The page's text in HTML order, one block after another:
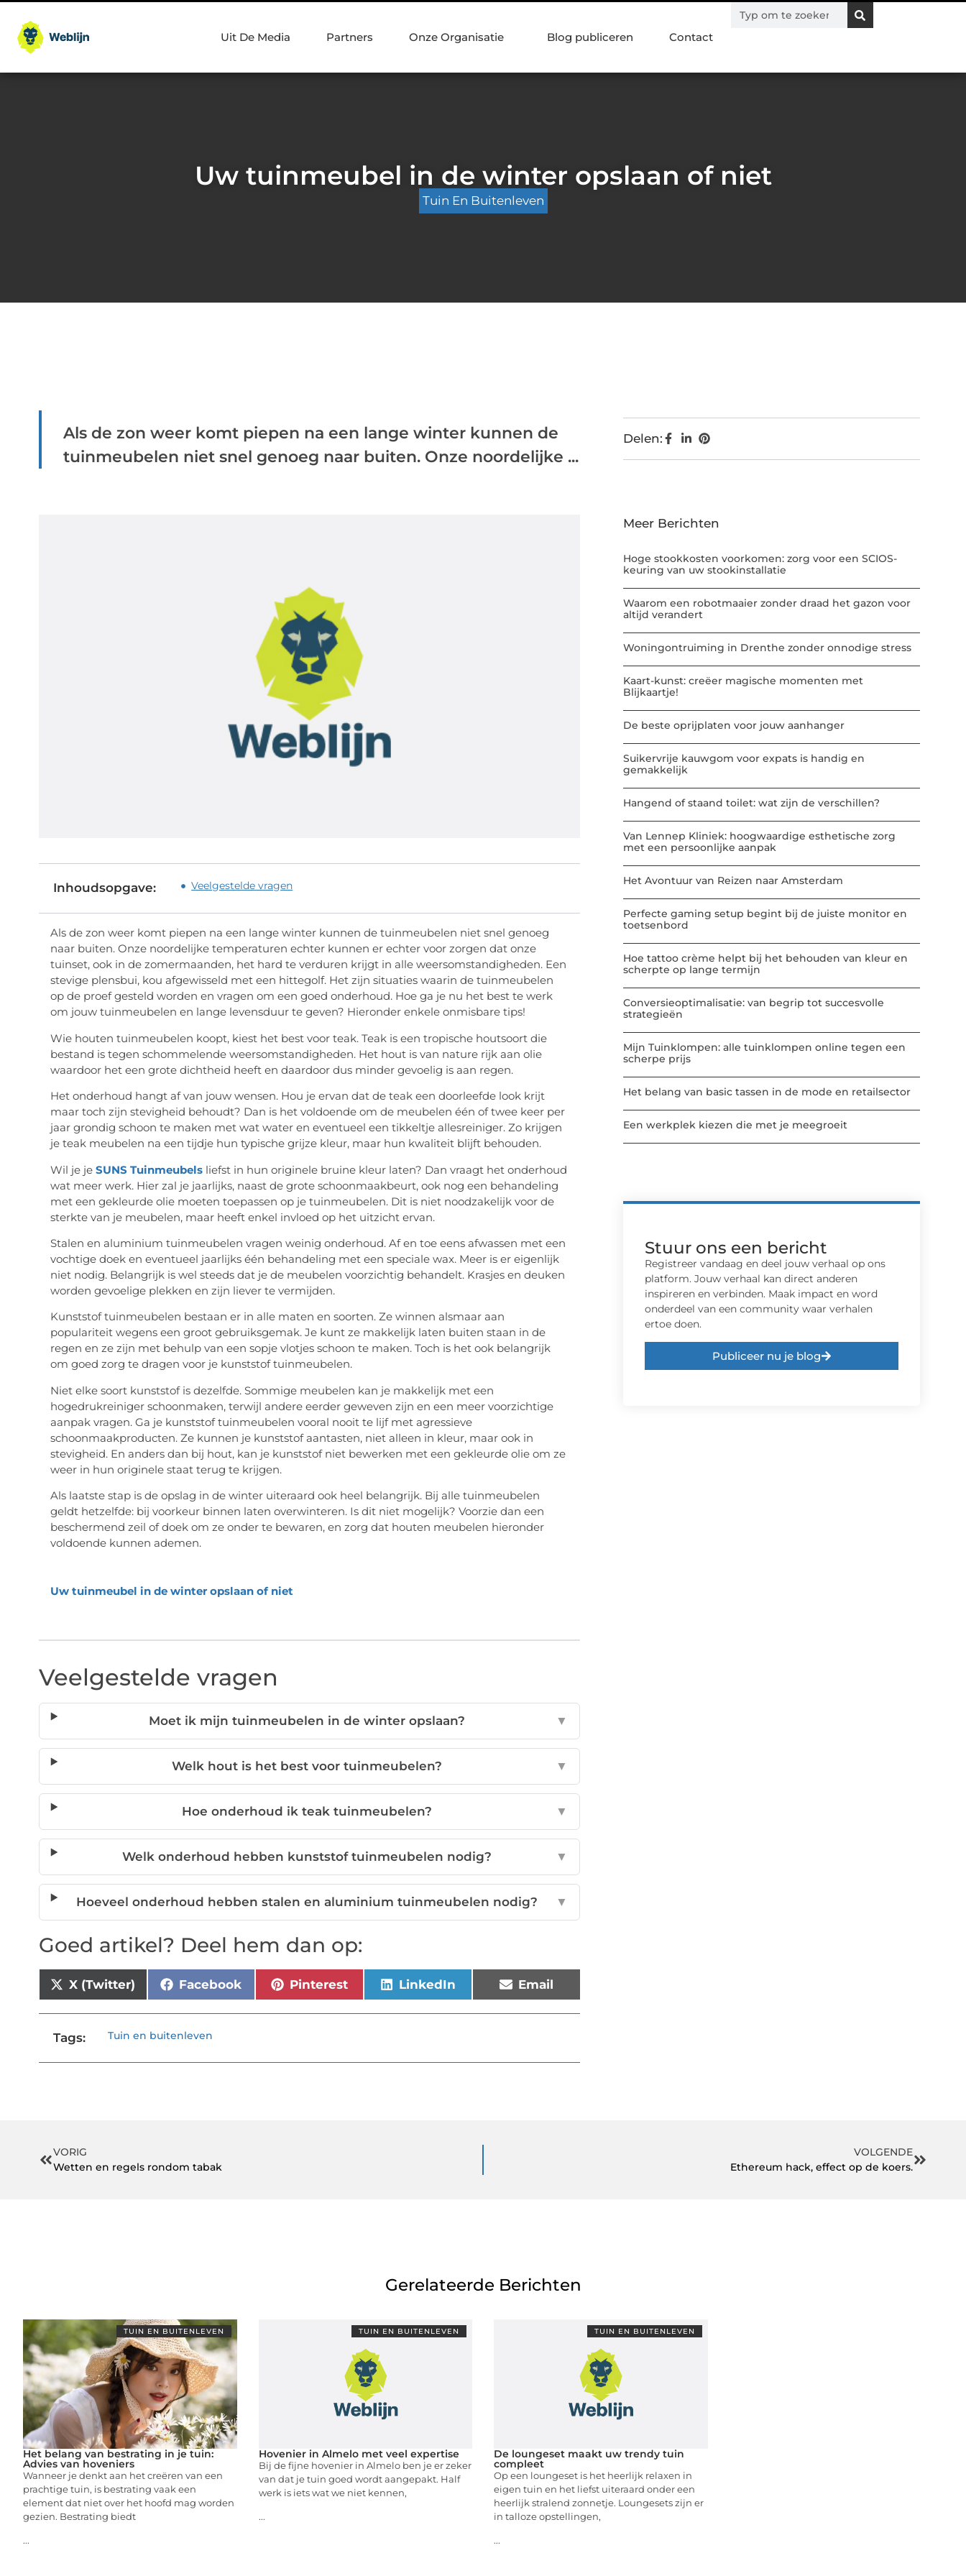
Uit De Media Partners Onze Organisatie Blog publiceren Contact
Uw tuinmeubel in de winter opslaan of niet
Tuin En Buitenleven
Als de zon weer komt piepen na een lange winter kunnen de
tuinmeubelen niet snel genoeg naar buiten. Onze noordelijke ...
Inhoudsopgave: Veelgestelde vragen
Als de zon weer komt piepen na een lange winter kunnen de tuinmeubelen niet snel genoeg
naar buiten. Onze noordelijke temperaturen echter kunnen er echter voor zorgen dat onze
tuinset, ook in de zomermaanden, het hard te verduren krijgt in alle weersomstandigheden. Een
stevige plensbui, kou afgewisseld met een hittegolf. Het zijn situaties waarin de tuinmeubelen
op de proef gesteld worden en vragen om een goed onderhoud. Hoe ga je nu het best te werk
om jouw tuinmeubelen en lange levensduur te geven? Hieronder enkele onmisbare tips!
Wie houten tuinmeubelen koopt, kiest het best voor teak. Teak is een tropische houtsoort die
bestand is tegen schommelende weersomstandigheden. Het hout is van nature rijk aan olie
waardoor het een grote dichtheid heeft en daardoor dus minder gevoelig is aan regen.
Het onderhoud hangt af van jouw wensen. Hou je ervan dat de teak een doorleefde look krijt
maar toch zijn stevigheid behoudt? Dan is het voldoende om de meubelen één of twee keer per
jaar grondig schoon te maken met wat water en eventueel een tikkeltje allesreiniger. Zo krijgen
je teak meubelen na een tijdje hun typische grijze kleur, maar hun kwaliteit blijft behouden.
Wil je je SUNS Tuinmeubelsliefst in hun originele bruine kleur laten? Dan vraagt het onderhoud
wat meer werk. Hier zal je jaarlijks, naast de grote schoonmaakbeurt, ook nog een behandeling
met een gekleurde olie moeten toepassen op je tuinmeubelen. Dit is niet noodzakelijk voor de
sterkte van je meubelen, maar heeft enkel invloed op het uitzicht ervan.
Stalen en aluminium tuinmeubelen vragen weinig onderhoud. Af en toe eens afwassen met een
vochtige doek en eventueel jaarlijks één behandeling met een speciale wax. Meer is er eigenlijk
niet nodig. Belangrijk is wel steeds dat je de meubelen voorzichtig behandelt. Krasjes en deuken
worden gevoelige plekken en zijn liever te vermijden.
Kunststof tuinmeubelen bestaan er in alle maten en soorten. Ze winnen alsmaar aan
populariteit wegens een groot gebruiksgemak. Je kunt ze makkelijk laten buiten staan in de
regen en ze zijn met behulp van een sopje vlotjes schoon te maken. Toch is het ook belangrijk
om goed zorg te dragen voor je kunststof tuinmeubelen.
Niet elke soort kunststof is dezelfde. Sommige meubelen kan je makkelijk met een
hogedrukreiniger schoonmaken, terwijl andere eerder geweven zijn en een meer voorzichtige
aanpak vragen. Ga je kunststof tuinmeubelen vooral nooit te lijf met agressieve
schoonmaakproducten. Ze kunnen je kunststof aantasten, niet alleen in kleur, maar ook in
stevigheid. En anders dan bij hout, kan je kunststof niet bewerken met een gekleurde olie om ze
weer in hun originele staat terug te krijgen.
Als laatste stap is de opslag in de winter uiteraard ook heel belangrijk. Bij alle tuinmeubelen
geldt hetzelfde: bij voorkeur binnen laten overwinteren. Is dit niet mogelijk? Voorzie dan een
beschermend zeil of doek om ze onder te bewaren, en zorg dat houten meubelen hieronder
voldoende kunnen ademen.
Uw tuinmeubel in de winter opslaan of niet
Veelgestelde vragen
Moet ik mijn tuinmeubelen in de winter opslaan? ▼
Welk hout is het best voor tuinmeubelen? ▼
Hoe onderhoud ik teak tuinmeubelen? ▼
Welk onderhoud hebben kunststof tuinmeubelen nodig? ▼
Hoeveel onderhoud hebben stalen en aluminium tuinmeubelen nodig? ▼
Goed artikel? Deel hem dan op:
X (Twitter) Facebook Pinterest LinkedIn Email
Tags: Tuin en buitenleven
Delen:
Meer Berichten
Hoge stookkosten voorkomen: zorg voor een SCIOS-
keuring van uw stookinstallatie
Waarom een robotmaaier zonder draad het gazon voor
altijd verandert
Woningontruiming in Drenthe zonder onnodige stress
Kaart-kunst: creëer magische momenten met
Blijkaartje!
De beste oprijplaten voor jouw aanhanger
Suikervrije kauwgom voor expats is handig en
gemakkelijk
Hangend of staand toilet: wat zijn de verschillen?
Van Lennep Kliniek: hoogwaardige esthetische zorg
met een persoonlijke aanpak
Het Avontuur van Reizen naar Amsterdam
Perfecte gaming setup begint bij de juiste monitor en
toetsenbord
Hoe tattoo crème helpt bij het behouden van kleur en
scherpte op lange termijn
Conversieoptimalisatie: van begrip tot succesvolle
strategieën
Mijn Tuinklompen: alle tuinklompen online tegen een
scherpe prijs
Het belang van basic tassen in de mode en retailsector
Een werkplek kiezen die met je meegroeit
Stuur ons een bericht
Registreer vandaag en deel jouw verhaal op ons
platform. Jouw verhaal kan direct anderen
inspireren en verbinden. Maak impact en word
onderdeel van een community waar verhalen
ertoe doen.
Publiceer nu je blog
VORIG
Wetten en regels rondom tabak
VOLGENDE
Ethereum hack, effect op de koers.
Gerelateerde Berichten
TUIN EN BUITENLEVEN
Het belang van bestrating in je tuin:
Advies van hoveniers
Wanneer je denkt aan het creëren van een
prachtige tuin, is bestrating vaak een
element dat niet over het hoofd mag worden
gezien. Bestrating biedt
...
TUIN EN BUITENLEVEN
Hovenier in Almelo met veel expertise
Bij de fijne hovenier in Almelo ben je er zeker
van dat je tuin goed wordt aangepakt. Half
werk is iets wat we niet kennen,
...
TUIN EN BUITENLEVEN
De loungeset maakt uw trendy tuin
compleet
Op een loungeset is het heerlijk relaxen in
eigen tuin en het liefst uiteraard onder een
heerlijk stralend zonnetje. Loungesets zijn er
in talloze opstellingen,
...